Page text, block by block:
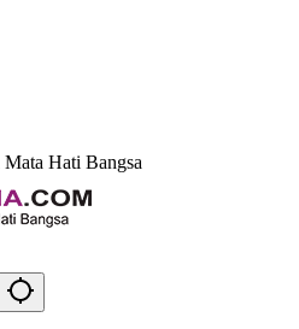
Hati Bangsa